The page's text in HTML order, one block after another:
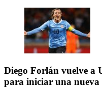
Diego Forlán vuelve a
para iniciar una nueva